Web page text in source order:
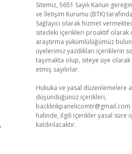
Sitemiz, 5651 Sayılı Kanun
ve İletişim Kurumu (BTK)
Sağlayıcı olarak hizmet
sitedeki içerikleri proaktif olarak
araştırma yükümlülüğümüz
üyelerimiz yazdıkları içeriklerin
taşımakta olup, siteye üye
etmiş sayılırlar.
Hukuka ve yasal düzenlemelere
düşündüğünüz içerikleri,
backlinkpanelicomtr@gmail.com
halinde, ilgili içerikler yasal süre
kaldırılacaktır.